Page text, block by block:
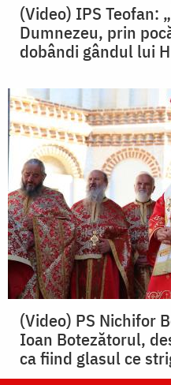
(Video) IPS Teofan:
Dumnezeu, prin
dobândi gândul lui
(Video) PS Nichifor
Ioan Botezătorul,
ca fiind glasul ce